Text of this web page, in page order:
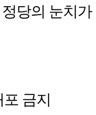
당의 눈치
금지